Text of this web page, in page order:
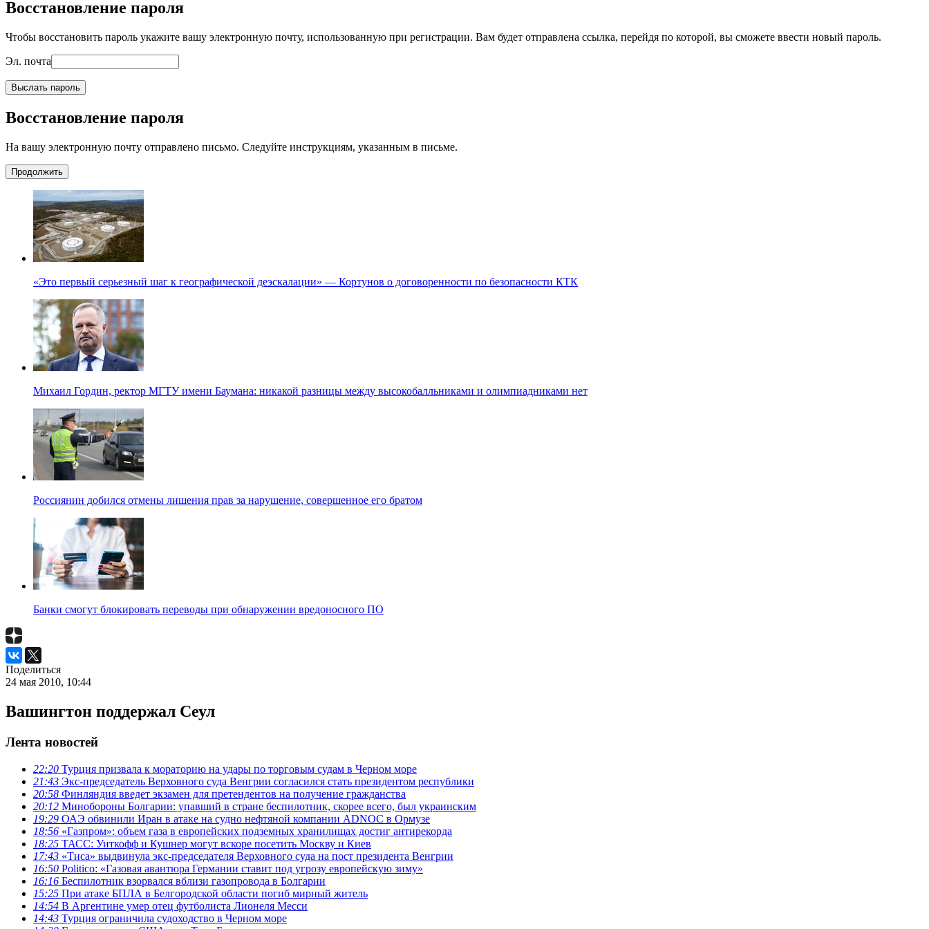
Восстановление пароля
Чтобы восстановить пароль укажите вашу электронную почту, использованную при регистрации. Вам будет отправлена ссылка, перейдя по которой, вы сможете ввести новый пароль.
Эл. почта
Выслать пароль
Восстановление пароля
На вашу электронную почту отправлено письмо. Следуйте инструкциям, указанным в письме.
Продолжить
«Это первый серьезный шаг к географической деэскалации» — Кортунов о договоренности по безопасности КТК
Михаил Гордин, ректор МГТУ имени Баумана: никакой разницы между высокобалльниками и олимпиадниками нет
Россиянин добился отмены лишения прав за нарушение, совершенное его братом
Банки смогут блокировать переводы при обнаружении вредоносного ПО
Поделиться
24 мая 2010, 10:44
Вашингтон поддержал Сеул
Лента новостей
22:20 Турция призвала к мораторию на удары по торговым судам в Черном море
21:43 Экс-председатель Верховного суда Венгрии согласился стать президентом республики
20:58 Финляндия введет экзамен для претендентов на получение гражданства
20:12 Минобороны Болгарии: упавший в стране беспилотник, скорее всего, был украинским
19:29 ОАЭ обвинили Иран в атаке на судно нефтяной компании ADNOC в Ормузе
18:56 «Газпром»: объем газа в европейских подземных хранилищах достиг антирекорда
18:25 ТАСС: Уиткофф и Кушнер могут вскоре посетить Москву и Киев
17:43 «Тиса» выдвинула экс-председателя Верховного суда на пост президента Венгрии
16:50 Politico: «Газовая авантюра Германии ставит под угрозу европейскую зиму»
16:16 Беспилотник взорвался вблизи газопровода в Болгарии
15:25 При атаке БПЛА в Белгородской области погиб мирный житель
14:54 В Аргентине умер отец футболиста Лионеля Месси
14:43 Турция ограничила судоходство в Черном море